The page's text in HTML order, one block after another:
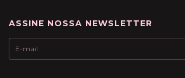
ASSINE NOSSA NEWSLETTER